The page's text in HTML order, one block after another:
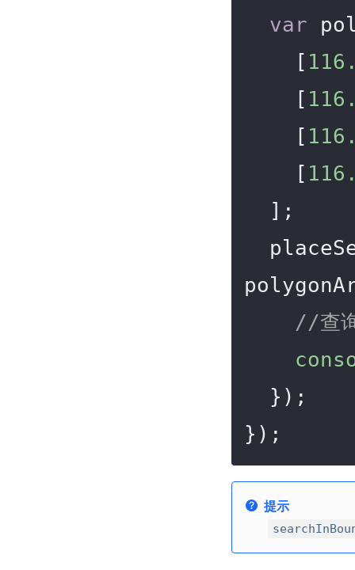
var
    [
    [
    [
    [
//查
});
提示